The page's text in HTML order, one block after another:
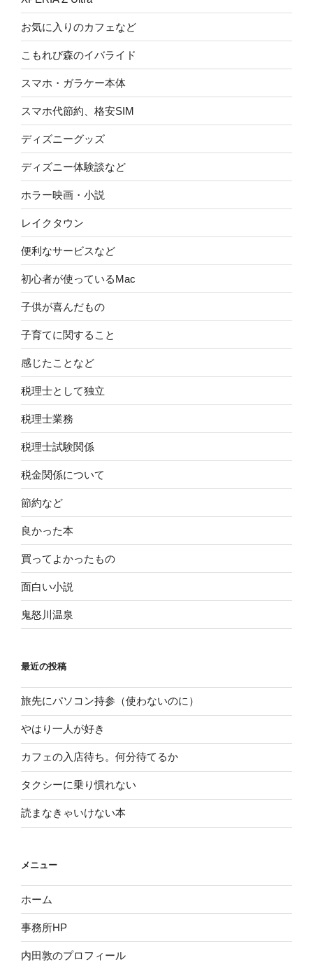
お気に入りのカフェなど
こもれび森のイバライド
スマホ・ガラケー本体
スマホ代節約、格安SIM
ディズニーグッズ
ディズニー体験談など
ホラー映画・小説
レイクタウン
便利なサービスなど
初心者が使っているMac
子供が喜んだもの
子育てに関すること
感じたことなど
税理士として独立
税理士業務
税理士試験関係
税金関係について
節約など
良かった本
買ってよかったもの
面白い小説
鬼怒川温泉
最近の投稿
旅先にパソコン持参（使わないのに）
やはり一人が好き
カフェの入店待ち。何分待てるか
タクシーに乗り慣れない
読まなきゃいけない本
メニュー
ホーム
事務所HP
内田敦のプロフィール